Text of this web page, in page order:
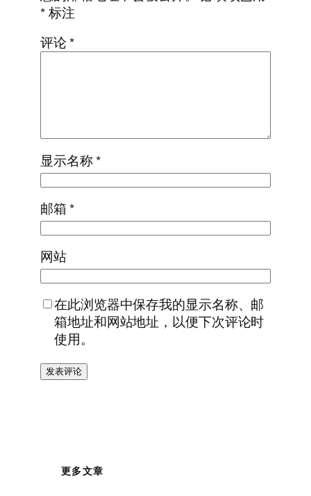
*标注
评论*
显示名称*
邮箱*
网站
在此浏览器中保存我的显示名称、邮
箱地址和网站地址，以便下次评论时
使用。
更多文章